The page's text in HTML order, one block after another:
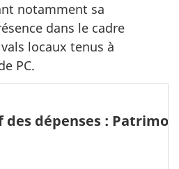
notamment sa
dans le cadre
locaux tenus à
PC.
des dépenses :